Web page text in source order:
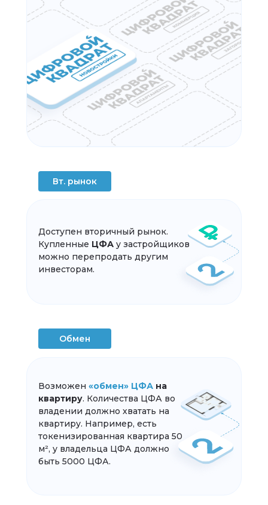
Доступен вторичный рынок.
Купленные ЦФА у застройщиков
можно перепродать другим
инвесторам.
Возможен «обмен» ЦФА на
квартиру. Количества ЦФА во
владении должно хватать на
квартиру. Например, есть
токенизированная квартира 50
м², у владельца ЦФА должно
быть 5000 ЦФА.
Обмен
Вт. рынок